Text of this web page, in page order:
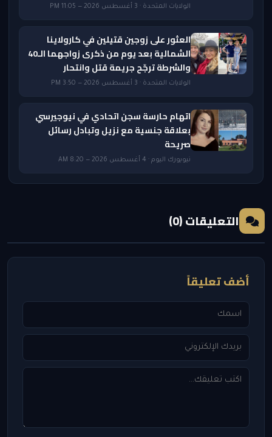
الولايات المتحدة · 3 أغسطس 2026 — 11:05 PM
العثور على زوجين قتيلين في كارولاينا
الشمالية بعد يوم من ذكرى زواجهما الـ40
والشرطة ترجّح جريمة قتل وانتحار
الولايات المتحدة · 3 أغسطس 2026 — 3:50 PM
اتهام حارسة سجن اتحادي في نيوجيرسي
بعلاقة جنسية مع نزيل وتبادل رسائل
صريحة
نيويورك اليوم · 4 أغسطس 2026 — 8:20 AM
التعليقات (0)
أضف تعليقاً